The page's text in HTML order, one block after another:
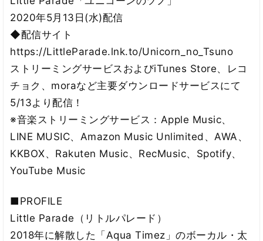
2020年5月13日(水)配信
◆配信サイト
https://LittleParade.lnk.to/Unicorn_no_Tsuno
ストリーミングサービスおよびiTunes Store、レコ
チョク、moraなど主要ダウンロードサービスにて
5/13より配信！
※音楽ストリーミングサービス：Apple Music、
LINE MUSIC、Amazon Music Unlimited、AWA、
KKBOX、Rakuten Music、RecMusic、Spotify、
YouTube Music
■PROFILE
Little Parade（リトルパレード）
2018年に解散した「Aqua Timez」のボーカル・太